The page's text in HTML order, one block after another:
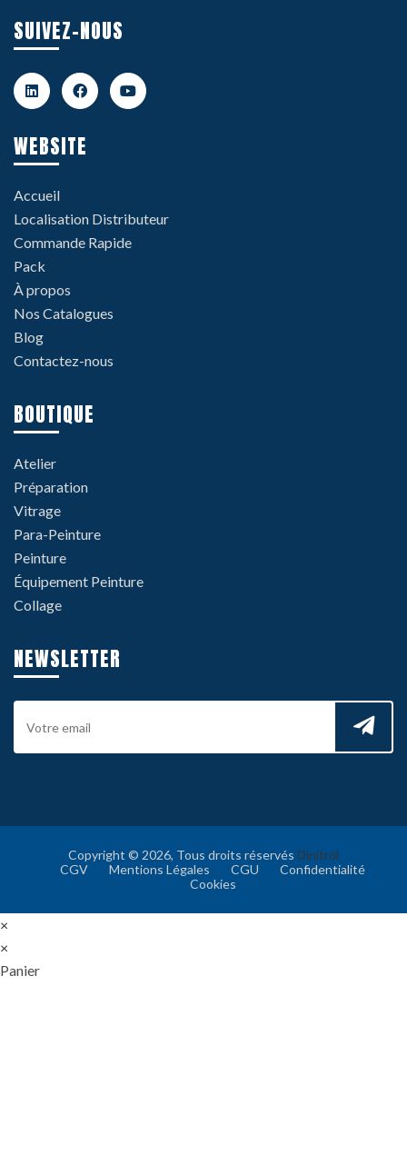
SUIVEZ-NOUS
WEBSITE
Accueil
Localisation Distributeur
Commande Rapide
Pack
À propos
Nos Catalogues
Blog
Contactez-nous
BOUTIQUE
Atelier
Préparation
Vitrage
Para-Peinture
Peinture
Équipement Peinture
Collage
NEWSLETTER
Copyright © 2026, Tous droits réservés Dinitrol
CGV
Mentions Légales CGU
Confidentialité
Cookies
×
×
Panier